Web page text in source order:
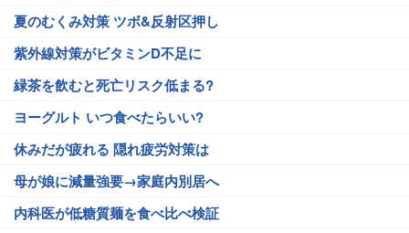
夏のむくみ対策 ツボ&反射区押し
紫外線対策がビタミンD不足に
緑茶を飲むと死亡リスク低まる?
ヨーグルト いつ食べたらいい?
休みだが疲れる 隠れ疲労対策は
母が娘に減量強要→家庭内別居へ
内科医が低糖質麺を食べ比べ検証